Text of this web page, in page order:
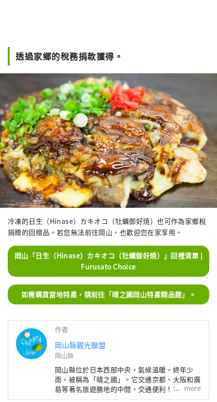
透過家鄉的稅務捐款獲得。
冷凍的日生（Hinase）カキオコ（牡蠣御好焼）也可作為家鄉稅
捐贈的回贈品。若您無法前往岡山，也歡迎您在家享用。
岡山「日生（Hinase）カキオコ（牡蠣御好焼）」回禮清單 |
Fur​​usato Choice
如需購買當地特產，請前往「晴之國岡山特產精品館」。
作者
岡山縣觀光聯盟
岡山縣
岡山縣位於日本西部中央，氣候溫暖​​，終年少
雨，被稱為「晴之國」。它交通京都、大阪和廣
島等著名旅遊勝地的中間，交通便利！它也是經
由瀨戶通往四國的門戶。 岡山縣也被稱為“水
more